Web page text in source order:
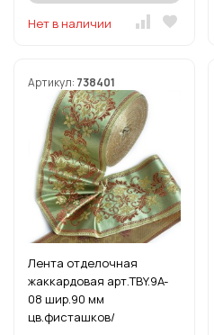
Нет в наличии
Артикул: 738401
Лента отделочная
жаккардовая арт.TBY.9A-
08 шир.90 мм
цв.фисташков/